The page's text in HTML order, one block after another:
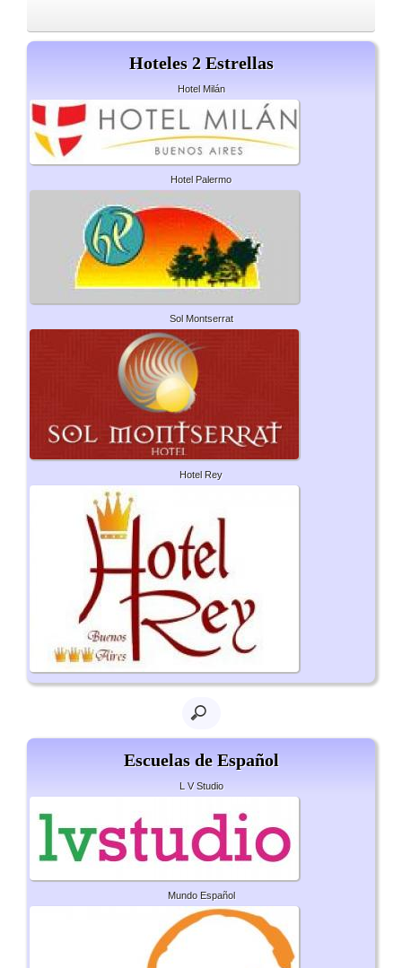
Hoteles 2 Estrellas
Hotel Milán
Hotel Palermo
Sol Montserrat
Hotel Rey
Escuelas de Español
L V Studio
Mundo Español